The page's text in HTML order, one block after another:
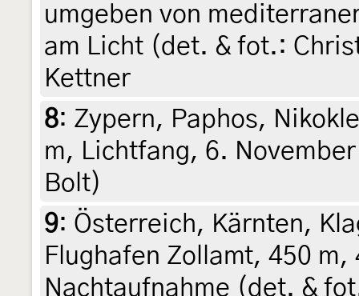
umgeben von
am Licht (det. & fot.:
Kettner
8: Zypern, Paphos,
m, Lichtfang, 6.
Bolt)
9: Österreich, Kärnten,
Flughafen Zollamt, 450 m,
Nachtaufnahme (det. &